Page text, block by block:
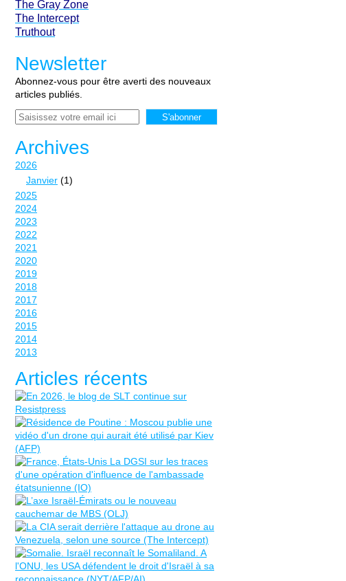
The Gray Zone
The Intercept
Truthout
Newsletter
Abonnez-vous pour être averti des nouveaux
articles publiés.
Email
Archives
2026
Janvier (1)
2025
2024
2023
2022
2021
2020
2019
2018
2017
2016
2015
2014
2013
Articles récents